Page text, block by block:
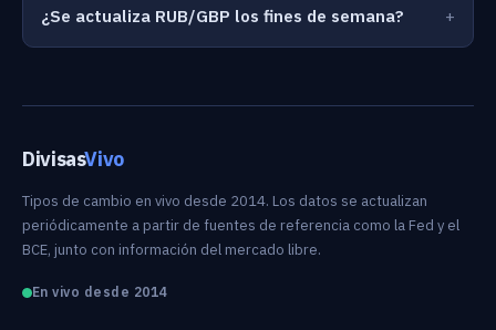
¿Se actualiza RUB/GBP los fines de semana?
DivisasVivo
Tipos de cambio en vivo desde 2014. Los datos se actualizan
periódicamente a partir de fuentes de referencia como la Fed y el
BCE, junto con información del mercado libre.
En vivo desde 2014